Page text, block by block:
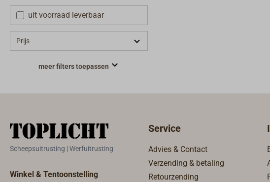
uit voorraad leverbaar
Prijs
meer filters toepassen
Scheepsuitrusting | Werfuitrusting
Winkel & Tentoonstelling
Service
Advies & Contact
Verzending & betaling
Retourzending